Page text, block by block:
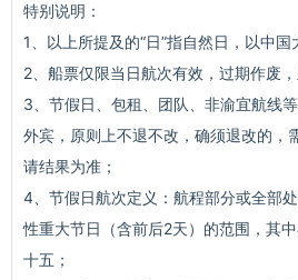
特别说明：
1、以上所提及的“日”指自然日，以中国
2、船票仅限当日航次有效，过期作废，
3、节假日、包租、团队、非渝宜航线
外宾，原则上不退不改，确须退改的，
请结果为准；
4、节假日航次定义：航程部分或全部
性重大节日（含前后2天）的范围，其
十五；